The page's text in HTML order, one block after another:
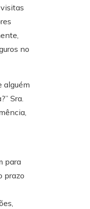
no
alguém
Sra.
para
prazo